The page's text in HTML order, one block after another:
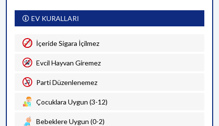
EV KURALLARI
İçeride Sigara İçilmez
Evcil Hayvan Giremez
Parti Düzenlenemez
Çocuklara Uygun (3-12)
Bebeklere Uygun (0-2)